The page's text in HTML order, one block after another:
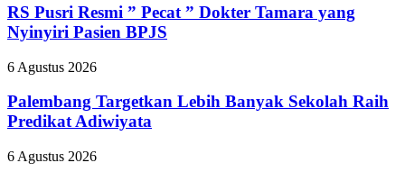
Kilang
Plaju
Tanamkan
Budaya
HSSE
Melalui
Safety
Campaign
Resmi
”
Pecat
Dokter
yang
Nyinyiri
BPJS
RS Pusri Resmi ” Pecat ” Dokter Tamara yang
Nyinyiri Pasien BPJS
Palembang
Lebih
Banyak
Sekolah
Predikat
6 Agustus 2026
Palembang Targetkan Lebih Banyak Sekolah Raih
Predikat Adiwiyata
Pemkot
6 Agustus 2026